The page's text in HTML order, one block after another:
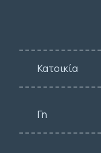
Κατοικία
Γη